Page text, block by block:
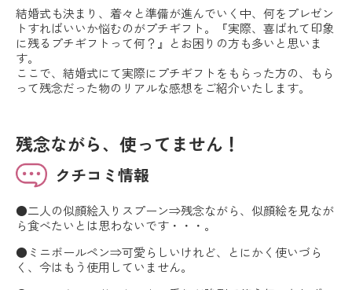
結婚式も決まり、着々と準備が進んでいく中、何をプレゼン
トすればいいか悩むのがプチギフト。『実際、喜ばれて印象
に残るプチギフトって何？』とお困りの方も多いと思いま
す。
ここで、結婚式にて実際にプチギフトをもらった方の、もら
って残念だった物のリアルな感想をご紹介いたします。
残念ながら、使ってません！
クチコミ情報
●二人の似顔絵入りスプーン⇒残念ながら、似顔絵を見なが
ら食べたいとは思わないです・・・。
●ミニボールペン⇒可愛らしいけれど、とにかく使いづら
く、今はもう使用していません。